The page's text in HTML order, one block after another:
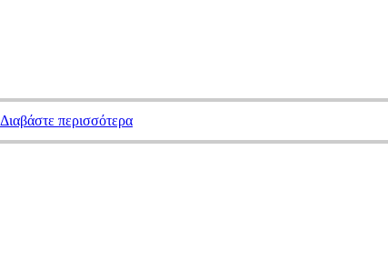
Διαβάστε περισσότερα